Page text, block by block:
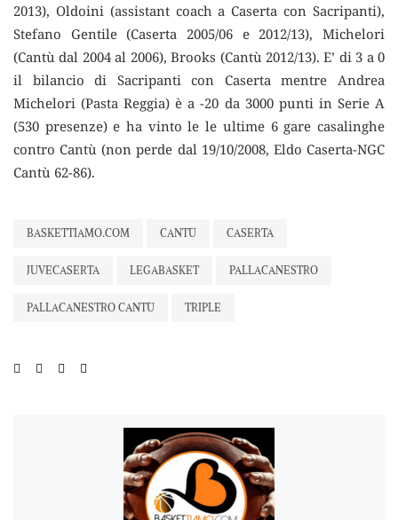
2013), Oldoini (assistant coach a Caserta con Sacripanti),
Stefano Gentile (Caserta 2005/06 e 2012/13), Michelori
(Cantù dal 2004 al 2006), Brooks (Cantù 2012/13). E’ di 3 a 0
il bilancio di Sacripanti con Caserta mentre Andrea
Michelori (Pasta Reggia) è a -20 da 3000 punti in Serie A
(530 presenze) e ha vinto le le ultime 6 gare casalinghe
contro Cantù (non perde dal 19/10/2008, Eldo Caserta-NGC
Cantù 62-86).
BASKETTIAMO.COM CANTÙ CASERTA
JUVECASERTA LEGABASKET PALLACANESTRO
PALLACANESTRO CANTÙ TRIPLE